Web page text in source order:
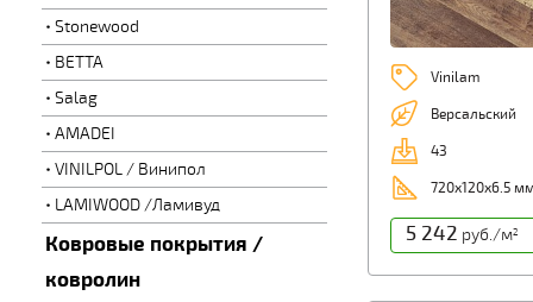
Stonewood
BETTA
Salag
AMADEI
VINILPOL / Винипол
LAMIWOOD /Ламивуд
Ковровые покрытия /
ковролин
Vinilam
Версальский
43
720х120х6.5
5 242 руб./м2